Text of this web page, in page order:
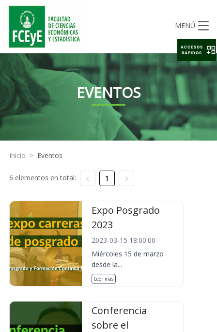
MENÚ
EVENTOS
Inicio > Eventos
6 elementos en total: 1
Expo Posgrado
2023
2023-03-15 18:00:00
Miércoles 15 de marzo
desde la...
Leer más
Conferencia
sobre el
ACCESOS
RAPIDOS